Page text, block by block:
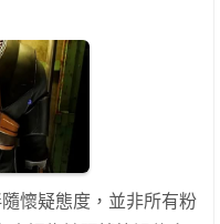
懷疑態度，並非所有粉